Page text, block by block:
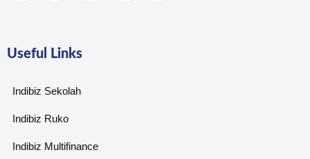
Useful Links
Indibiz Sekolah
Indibiz Ruko
Indibiz Multifinance